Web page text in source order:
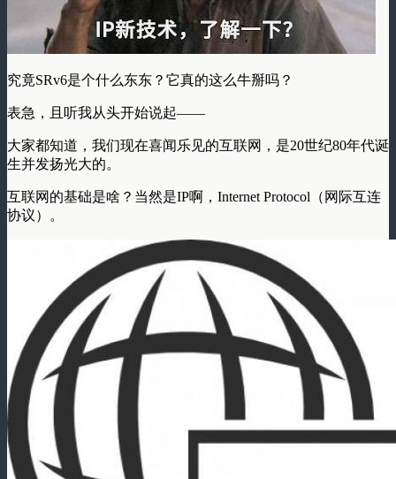
究竟SRv6是个什么东东？它真的这么牛掰吗？
表急，且听我从头开始说起——
大家都知道，我们现在喜闻乐见的互联网，是20世纪80年代诞
生并发扬光大的。
互联网的基础是啥？当然是IP啊，Internet Protocol（网际互连
协议）。